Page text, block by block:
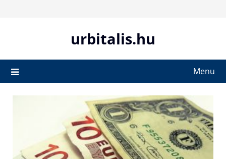
urbitalis.hu
Menu